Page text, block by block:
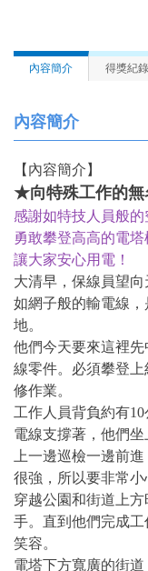
內容簡介 得獎紀錄
內容簡介
【內容簡介】
★向特殊工作的
感謝如特技人員般的
勇敢攀登高高的電塔
讓大家安心用電！
大清早，保線員望
如網子般的輸電線
地。
他們今天要來這裡
線零件。必須攀登
修作業。
工作人員背負約有
電線支撐著，他們
上一邊巡檢一邊前
很強，所以要非常小
穿越公園和街道上
手。直到他們完成
笑容。
電塔下方寬廣的街道